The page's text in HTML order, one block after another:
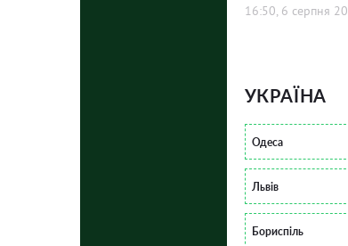
16:50, 6 серпня
УКРАЇНА
Одеса
Львів
Бориспіль